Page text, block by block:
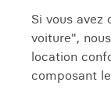
Si vous
voiture",
location
composant